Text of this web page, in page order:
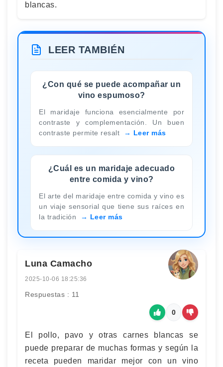
blancas.
LEER TAMBIÉN
¿Con qué se puede acompañar un
vino espumoso?
El maridaje funciona esencialmente por
contraste y complementación. Un buen
contraste permite resalt
Leer más
¿Cuál es un maridaje adecuado
entre comida y vino?
El arte del maridaje entre comida y vino es
un viaje sensorial que tiene sus raíces en
la tradición
Leer más
Luna Camacho
2025-10-06 18:25:36
Respuestas : 11
0
El pollo, pavo y otras carnes blancas se
puede preparar de muchas formas y según la
receta pueden maridar mejor con un vino